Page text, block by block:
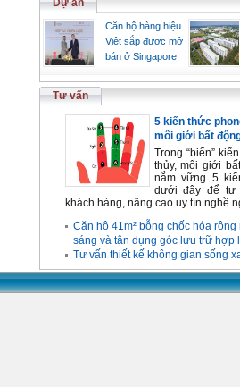
Dự án
Căn hộ hàng hiệu
Việt sắp được mở
bán ở Singapore
Tư vấn
5 kiến thức
môi giới bất
Trong “biển”
thủy, môi giới
nắm vững 5
dưới đây để tư
khách hàng, nâng cao uy tín nghề
Căn hộ 41m² bỗng chốc hóa
sáng và tận dụng góc lưu trữ hợp
Tư vấn thiết kế không gian sống